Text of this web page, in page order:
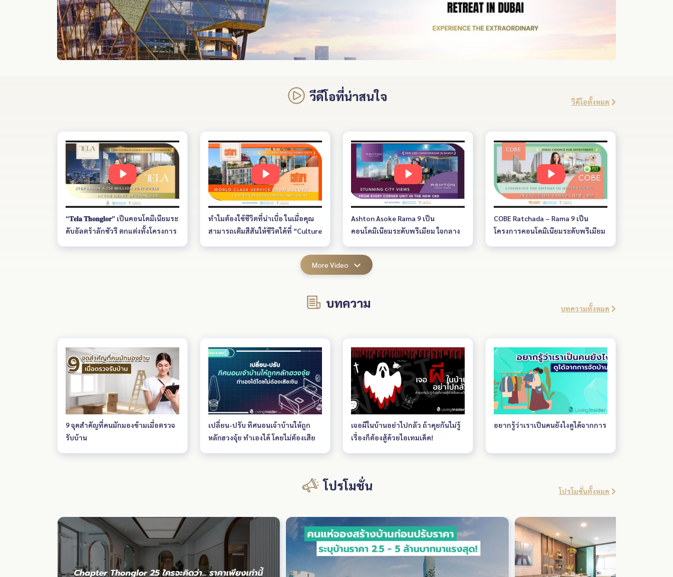
วีดีโอที่น่าสนใจ วีดีโอทั้งหมด
“𝐓𝐞𝐥𝐚 𝐓𝐡𝐨𝐧𝐠𝐥𝐨𝐫” เป็นคอนโดมิเนียมระ
ดับอัลตร้าลักชัวรี ตกแต่งทั้งโครงการ
และแน่นอนว่า… ชีวิตยามค่ำคืนบน
ถนนสายนี้คึกคักตลอดเวลา
ทำไมต้องใช้ชีวิตที่น่าเบื่อ ในเมื่อคุณ
สามารถเติมสีสันให้ชีวิตได้ที่ “Culture
เด่นใจกลาง ทองหล่อ ที่ตอบโจทย์ไลฟ์
สไตล์คนเมืองอย่างแท้จริง มอบ
พิเศษ ด้วยห้องพักหลากหลายรูปแบบ
(Hybrid Room Types) ที่ออกแบบมา
เพียง 7.99 ล้านบาท
Ashton Asoke Rama 9 เป็น
คอนโดมิเนียมระดับพรีเมียม ใจกลาง
CBD ของกรุงเทพฯ โดดเด่นทั้งทำเล
การออกแบบ และสิ่งอำนวยความ
ศักยภาพสูง ตั้งอยู่ใกล้แยกพระราม 9
ให้มุมมองวิวเมืองแบบกว้าง เห็นเส้น
ขอบฟ้าอย่างสวยงาม โดยเฉพาะชั้น
สูง ดีไซน์ทันสมัย มีเอกลักษณ์
ออกแบบสไตล์ Modern Luxury โดด
เด่นด้วยเส้นสายสถาปัตยกรรมที่เรียบ
ครบครัน สระว่ายน้ำ ฟิตเนส ห้อง
โยคะ ห้องอ่านหนังสือ Co-working
space และพื้นที่พักผ่อนบนชั้นสูง
สูง Key Card Access, กล้อง CCTV
และเจ้าหน้าที่รักษาความปลอดภัย
โครงการ รายล้อมด้วยแหล่งไลฟ์
สไตล์ครบครัน เช่น Central Rama 9
Fortune Town G Tower ร้านอาหาร
คาเฟ่ และอาคารสำนักงานชั้นนำ
มากมาย Ashton Asoke Rama 9
COBE Ratchada – Rama 9 เป็น
โครงการคอนโดมิเนียมระดับพรีเมียม
สไตล์ ศูนย์การค้า อาคารสำนักงาน
ร่วมสมัย สิ่งอำนวยความสะดวกครบ
ครัน และระบบรักษาความปลอดภัย
มาตรฐานสูง โครงการ COBE
Ratchada – Rama 9 มอบ
ประสบการณ์การอยู่อาศัยที่ตอบ
ความคึกคักที่สุดแห่งหนึ่งของ
More Video
บทความ บทความทั้งหมด
9 จุดสำคัญที่คนมักมองข้ามเมื่อตรวจ
รับบ้าน
เปลี่ยน-ปรับ ทิศนอนเจ้าบ้านให้ถูก
หลักฮวงจุ้ย ทำเองได้ โดยไม่ต้องเสีย
เจอผีในบ้านอย่าไปกลัว ถ้าคุยกันไม่รู้
เรื่องก็ต้องสู้ด้วยไอเทมเด็ด!
อยากรู้ว่าเราเป็นคนยังไงดูได้จากการ
โปรโมชั่น โปรโมชั่นทั้งหมด